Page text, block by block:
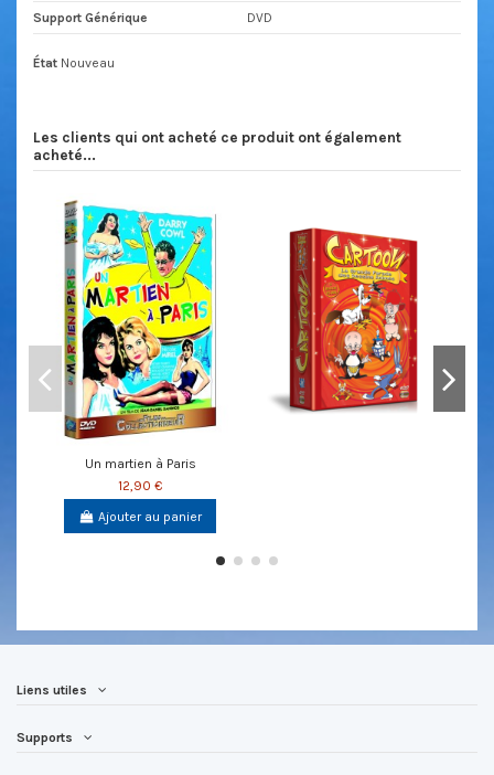
Support Générique DVD
État Nouveau
Les clients qui ont acheté ce produit ont également
acheté...
Un martien à Paris
12,90 €
Ajouter au panier
Liens utiles
Supports